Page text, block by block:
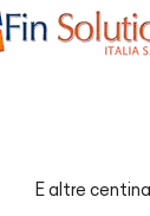
E altre